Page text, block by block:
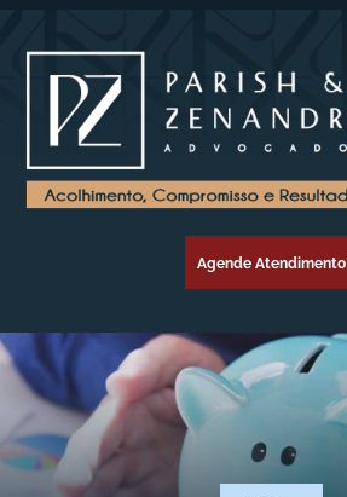
Agende Atendimento